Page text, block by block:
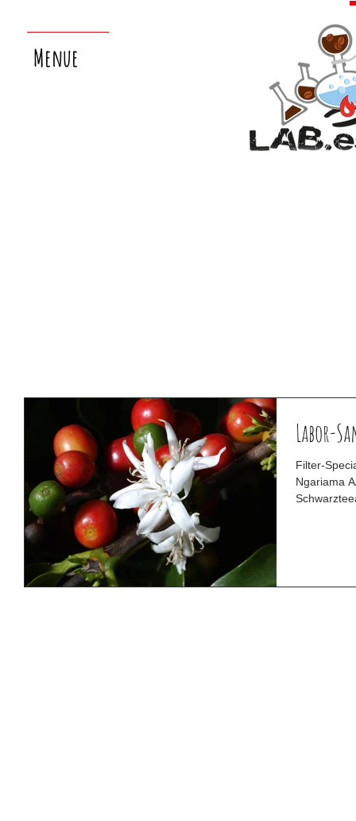
Menue
Labor-
Filter-
Ngariama AA aus